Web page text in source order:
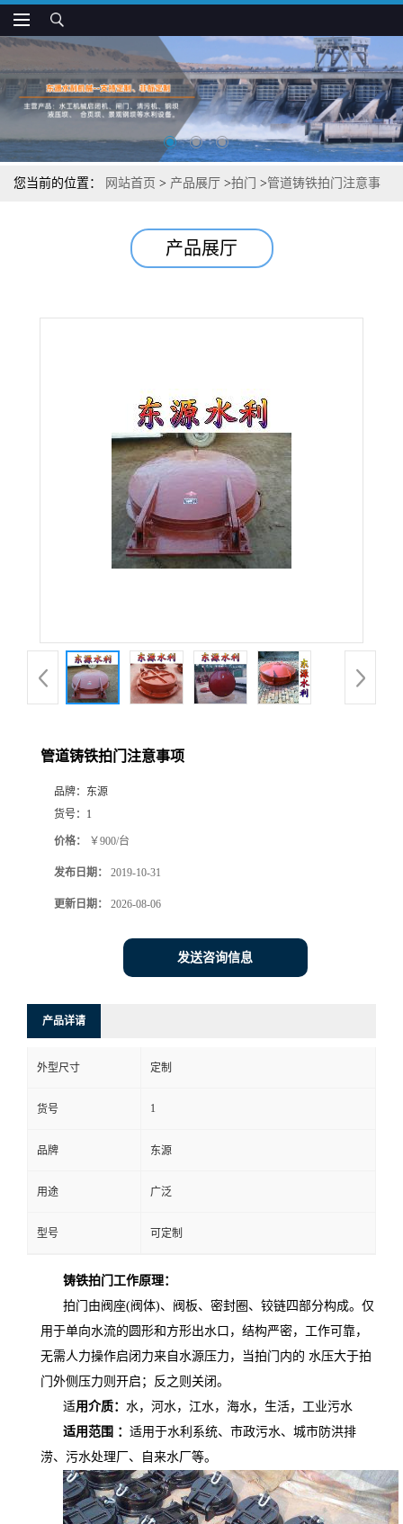
您当前的位置： 网站首页 > 产品展厅 >拍门 >管道铸铁拍门注意事
产品展厅
管道铸铁拍门注意事项
品牌： 东源
货号： 1
价格： ￥900/台
发布日期： 2019-10-31
更新日期： 2026-08-06
发送咨询信息
产品详请
外型尺寸 定制
货号 1
品牌 东源
用途 广泛
型号 可定制
铸铁拍门工作原理：
拍门由阀座(阀体)、阀板、密封圈、铰链四部分构成。仅
用于单向水流的圆形和方形出水口，结构严密，工作可靠，
无需人力操作启闭力来自水源压力，当拍门内的 水压大于拍
门外侧压力则开启；反之则关闭。
适用介质： 水，河水，江水，海水，生活，工业污水
适用范围 ： 适用于水利系统、市政污水、城市防洪排
涝、污水处理厂、自来水厂等。